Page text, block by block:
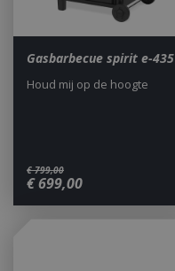
Gasbarbecue spirit e-435
€ 799,00
€699,00
Houd mij op de hoogte